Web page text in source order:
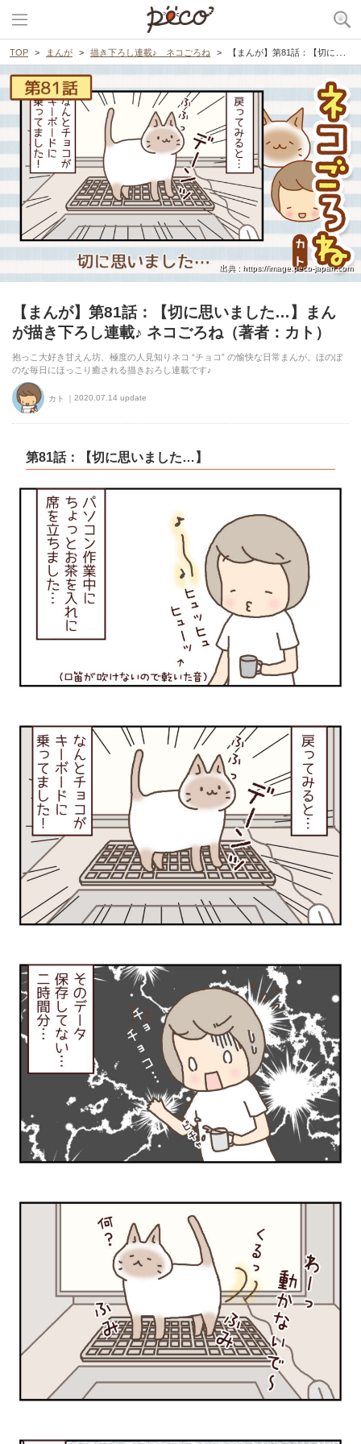
TOP まんが 描き下ろし連載♪ ネコごろね 【まんが】第81話：【切に思いました…】まんが描き下ろし連載♪ ネコごろね（著者：カト）
出典 : https://image.peco-japan.com
【まんが】第81話：【切に思いました…】まん
が描き下ろし連載♪ ネコごろね（著者：カト）
抱っこ大好き甘えん坊、極度の人見知りネコ “チョコ” の愉快な日常まんが。ほのぼ
のな毎日にほっこり癒される描きおろし連載です♪
カト 2020.07.14 update
第81話：【切に思いました…】